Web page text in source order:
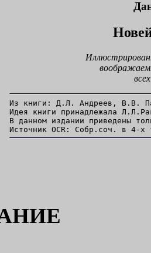
Из книги: Д.Л. Андреев, В.В.
Идея книги принадлежала
В данном издании приведены
Источник OCR: Собр.соч. в